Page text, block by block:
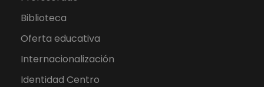
Biblioteca
Oferta educativa
Internacionalización
Identidad Centro